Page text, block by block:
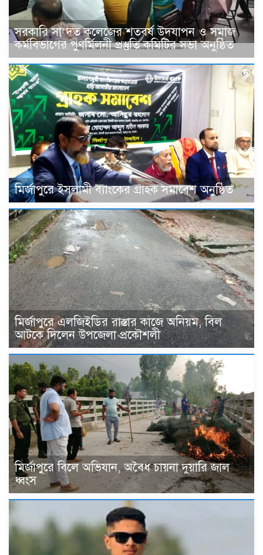
সরকারি সা’দত কলেজের শতবর্ষ উদযাপন ও সমাজ
কর্মবিভাগের পুণর্মিলনী প্রস্তুতি কমিটির সভা অনুষ্ঠিত
মির্জাপুরে ইসলামী ব্যাংকের গ্রাহক সমাবেশ অনুষ্ঠিত
মির্জাপুরে এলজিইডির রাস্তার কাজে অনিয়ম, বিল
আটকে দিলেন উপজেলা প্রকৌশলী
মির্জাপুরে বিলে অভিযান, অবৈধ চায়না দুয়ারি জাল
ধ্বংস